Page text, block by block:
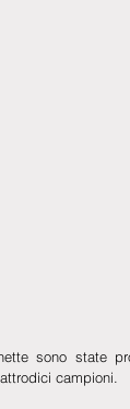
sono state
campioni.